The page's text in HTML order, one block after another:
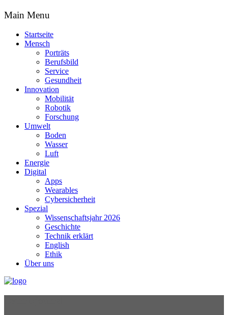
Main Menu
Startseite
Mensch
Porträts
Berufsbild
Service
Gesundheit
Innovation
Mobilität
Robotik
Forschung
Umwelt
Boden
Wasser
Luft
Energie
Digital
Apps
Wearables
Cybersicherheit
Spezial
Wissenschaftsjahr 2026
Geschichte
Technik erklärt
English
Ethik
Über uns